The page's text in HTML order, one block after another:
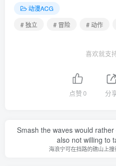
动漫ACG
# 独立
# 冒险 # 动作
喜欢就支
点赞0 分
Smash the waves would
also not willing to
海浪宁可在挡路的礁山上